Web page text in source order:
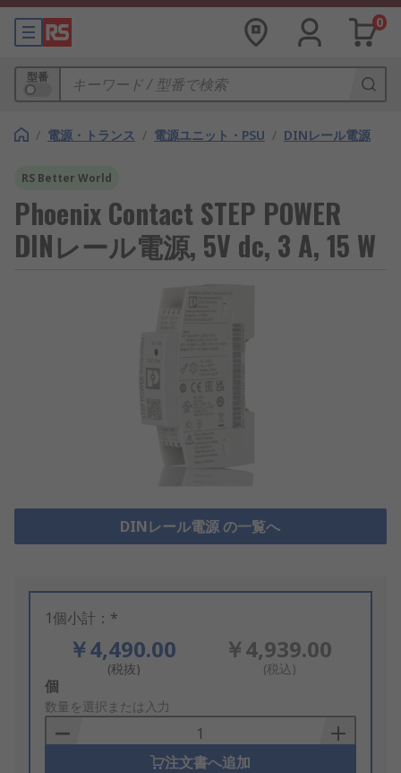
0
型番
/ 電源・トランス / 電源ユニット・PSU / DINレール電源
RS Better World
Phoenix Contact STEP POWER
DINレール電源, 5V dc, 3 A, 15 W
DINレール電源 の一覧へ
1個小計：*
￥4,490.00
(税抜)
￥4,939.00
(税込)
Add
to
Basket
個
数量を選択または入力
注文書へ追加